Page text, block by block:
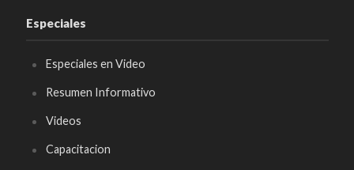
Especiales
Especiales en Video
Resumen Informativo
Videos
Capacitacion